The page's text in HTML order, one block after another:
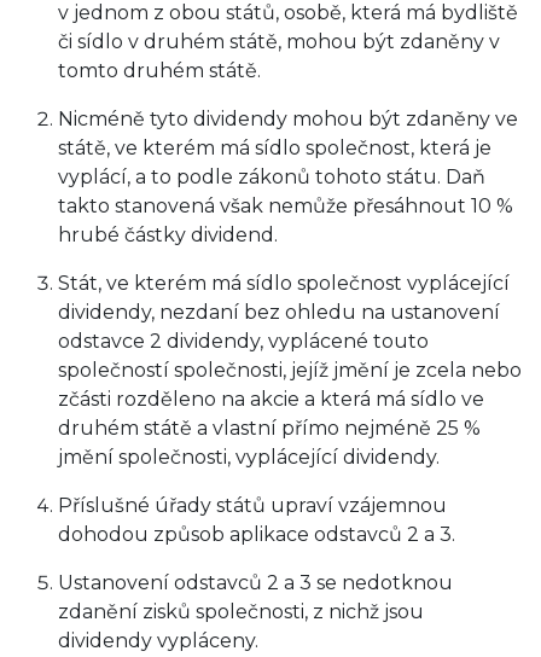
v jednom z obou států, osobě, která má bydliště
či sídlo v druhém státě, mohou být zdaněny v
tomto druhém státě.
Nicméně tyto dividendy mohou být zdaněny ve
státě, ve kterém má sídlo společnost, která je
vyplácí, a to podle zákonů tohoto státu. Daň
takto stanovená však nemůže přesáhnout 10 %
hrubé částky dividend.
Stát, ve kterém má sídlo společnost vyplácející
dividendy, nezdaní bez ohledu na ustanovení
odstavce 2 dividendy, vyplácené touto
společností společnosti, jejíž jmění je zcela nebo
zčásti rozděleno na akcie a která má sídlo ve
druhém státě a vlastní přímo nejméně 25 %
jmění společnosti, vyplácející dividendy.
Příslušné úřady států upraví vzájemnou
dohodou způsob aplikace odstavců 2 a 3.
Ustanovení odstavců 2 a 3 se nedotknou
zdanění zisků společnosti, z nichž jsou
dividendy vypláceny.